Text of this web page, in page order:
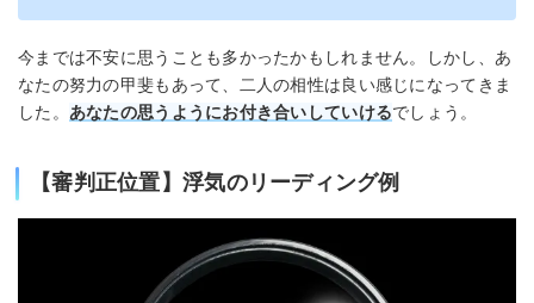
今までは不安に思うことも多かったかもしれません。しかし、あ
なたの努力の甲斐もあって、二人の相性は良い感じになってきま
した。 あなたの思うようにお付き合いしていけるでしょう。
【審判正位置】浮気のリーディング例